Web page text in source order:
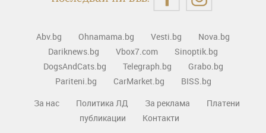
Abv.bg Ohnamama.bg Vesti.bg
Nova.bg
Dariknews.bg
Vbox7.com
Sinoptik.bg
DogsAndCats.bg
Telegraph.bg
Grabo.bg
Pariteni.bg
CarMarket.bg
BISS.bg
За нас
Политика ЛД За реклама
Платени
публикации
Контакти